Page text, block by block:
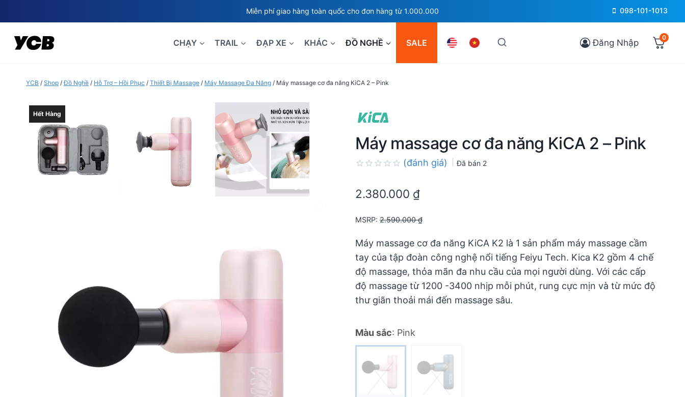
to
content
Miễn phí giao hàng toàn quốc cho đơn hàng từ 1.000.000 098-101-1013
CHẠY TRAIL ĐẠP XE KHÁC ĐỒ NGHỀ SALE Đăng Nhập 0
YCB / Shop /Đồ Nghề / Hỗ Trợ – Hồi Phục / Thiết Bị Massage / Máy Massage Đa Năng / Máy massage cơ đa năng KiCA 2 – Pink
Hết Hàng
Máy massage cơ đa năng KiCA 2 – Pink
out
(đánh giá) Đã bán 2
2.380.000 ₫
MSRP:2.590.000₫
Máy massage cơ đa năng KiCA K2 là 1 sản phẩm máy massage cầm
tay của tập đoàn công nghệ nổi tiếng Feiyu Tech. Kica K2 gồm 4 chế
độ massage, thỏa mãn đa nhu cầu của mọi người dùng. Với các cấp
độ massage từ 1200 -3400 nhịp mỗi phút, rung cực mịn và từ mức độ
thư giãn thoải mái đến massage sâu.
Màu sắc: Pink